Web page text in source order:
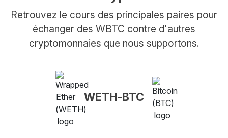
Retrouvez le cours des principales paires pour
échanger des WBTC contre d'autres
cryptomonnaies que nous supportons.
WETH-BTC